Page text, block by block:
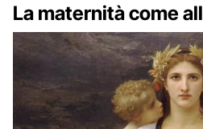
La maternità come